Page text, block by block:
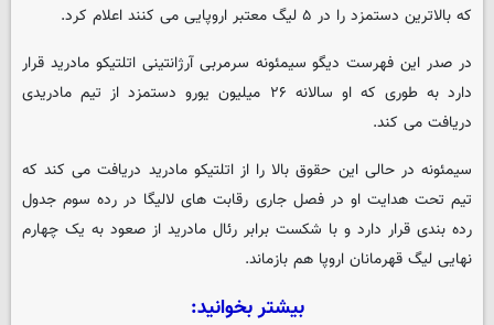
که بالاترین دستمزد را در ۵ لیگ معتبر اروپایی می کنند اعلام کرد.
در صدر این فهرست دیگو سیمئونه سرمربی آرژانتینی اتلتیکو مادرید قرار
دارد به طوری که او سالانه ۲۶ میلیون یورو دستمزد از تیم مادریدی
دریافت می کند.
سیمئونه در حالی این حقوق بالا را از اتلتیکو مادرید دریافت می کند که
تیم تحت هدایت او در فصل جاری رقابت های لالیگا در رده سوم جدول
رده بندی قرار دارد و با شکست برابر رئال مادرید از صعود به یک چهارم
نهایی لیگ قهرمانان اروپا هم بازماند.
بیشتر بخوانید: